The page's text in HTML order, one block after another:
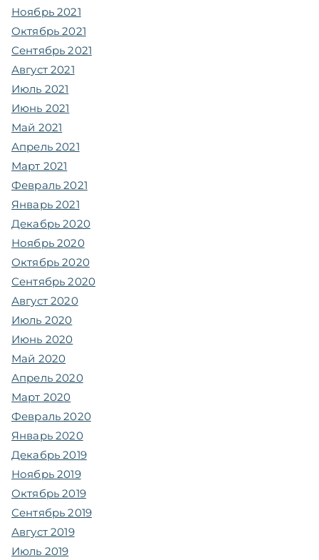
Ноябрь 2021
Октябрь 2021
Сентябрь 2021
Август 2021
Июль 2021
Июнь 2021
Май 2021
Апрель 2021
Март 2021
Февраль 2021
Январь 2021
Декабрь 2020
Ноябрь 2020
Октябрь 2020
Сентябрь 2020
Август 2020
Июль 2020
Июнь 2020
Май 2020
Апрель 2020
Март 2020
Февраль 2020
Январь 2020
Декабрь 2019
Ноябрь 2019
Октябрь 2019
Сентябрь 2019
Август 2019
Июль 2019